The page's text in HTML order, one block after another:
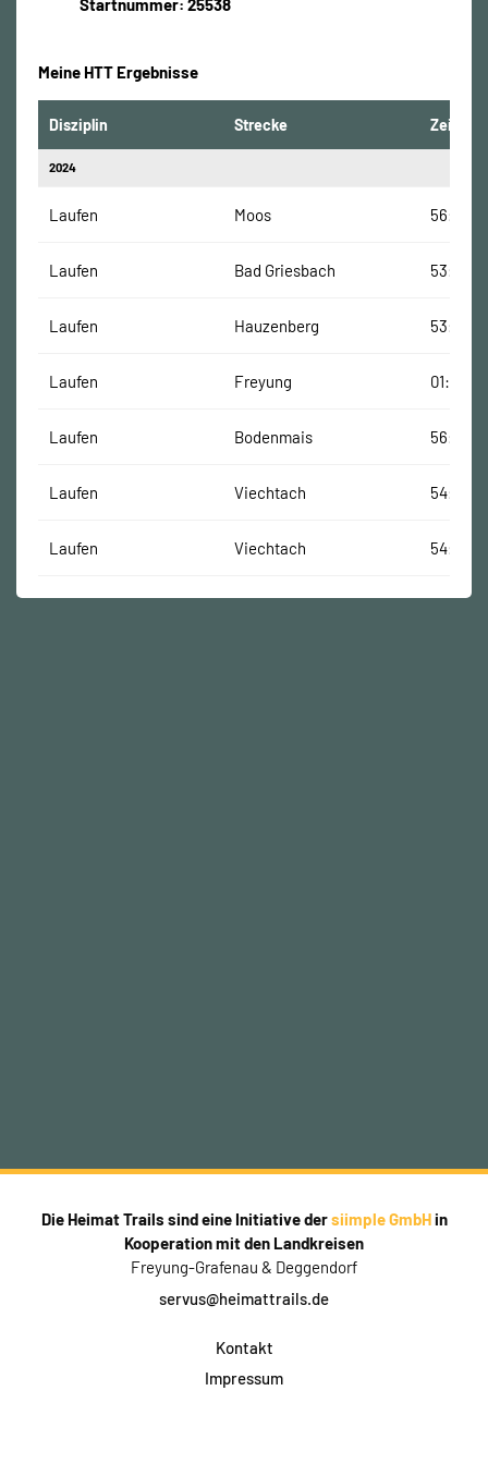
Startnummer: 25538
Meine HTT Ergebnisse
Disziplin Strecke Zeit
2024
Laufen Moos 56:01
Laufen Bad Griesbach 53:39
Laufen Hauzenberg 53:53
Laufen Freyung
Laufen Bodenmais 56:25
Laufen Viechtach 54:19
Laufen Viechtach 54:19
Die Heimat Trails sind eine Initiative dersiimple GmbHin
Kooperation mit den Landkreisen
Freyung-Grafenau & Deggendorf
servus@heimattrails.de
Kontakt
Impressum